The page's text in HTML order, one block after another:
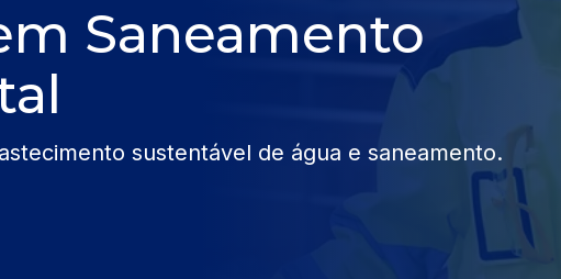
Saneamento
sustentável de água e saneamento.